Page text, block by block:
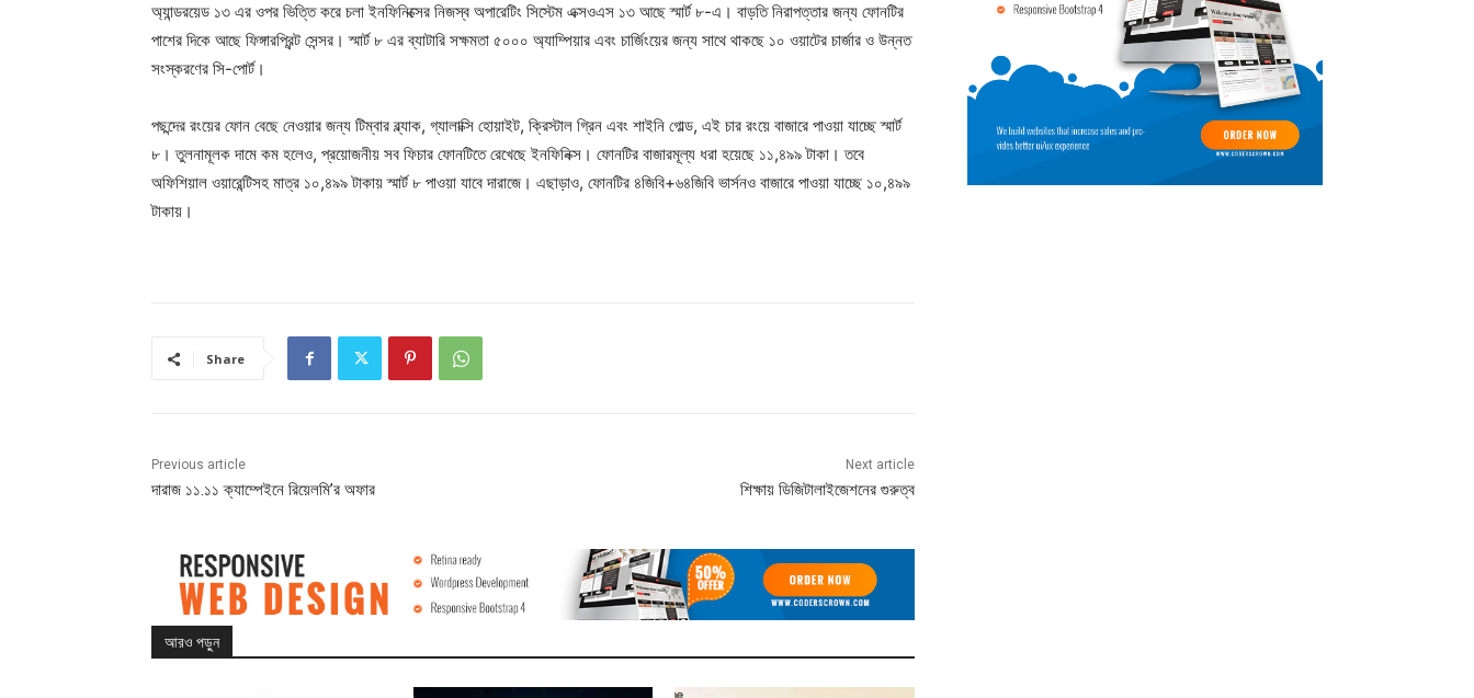
অ্যান্ডরয়েড ১৩ এর ওপর ভিত্তি করে চলা ইনফিনিক্সের নিজস্ব অপারেটিং সিস্টেম এক্সওএস ১৩ আছে স্মার্ট ৮-এ। বাড়তি নিরাপত্তার জন্য ফোনটির
পাশের দিকে আছে ফিঙ্গারপ্রিন্ট সেন্সর। স্মার্ট ৮ এর ব্যাটারি সক্ষমতা ৫০০০ অ্যাম্পিয়ার এবং চার্জিংয়ের জন্য সাথে থাকছে ১০ ওয়াটের চার্জার ও উন্নত
সংস্করণের সি-পোর্ট।
পছন্দের রংয়ের ফোন বেছে নেওয়ার জন্য টিম্বার ব্ল্যাক, গ্যালাক্সি হোয়াইট, ক্রিস্টাল গ্রিন এবং শাইনি গোল্ড, এই চার রংয়ে বাজারে পাওয়া যাচ্ছে স্মার্ট
৮। তুলনামূলক দামে কম হলেও, প্রয়োজনীয় সব ফিচার ফোনটিতে রেখেছে ইনফিনিক্স। ফোনটির বাজারমূল্য ধরা হয়েছে ১১,৪৯৯ টাকা। তবে
অফিশিয়াল ওয়ারেন্টিসহ মাত্র ১০,৪৯৯ টাকায় স্মার্ট ৮ পাওয়া যাবে দারাজে। এছাড়াও, ফোনটির ৪জিবি+৬৪জিবি ভার্সনও বাজারে পাওয়া যাচ্ছে ১০,৪৯৯
টাকায়।
Share
Previous article
দারাজ ১১.১১ ক্যাম্পেইনে রিয়েলমি’র অফার
Next article
শিক্ষায় ডিজিটালাইজেশনের গুরুত্ব
আরও পড়ুন